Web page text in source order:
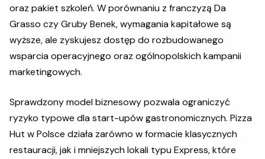
oraz pakiet szkoleń. W porównaniu z franczyzą Da
Grasso czy Gruby Benek, wymagania kapitałowe są
wyższe, ale zyskujesz dostęp do rozbudowanego
wsparcia operacyjnego oraz ogólnopolskich kampanii
marketingowych.
Sprawdzony model biznesowy pozwala ograniczyć
ryzyko typowe dla start-upów gastronomicznych. Pizza
Hut w Polsce działa zarówno w formacie klasycznych
restauracji, jak i mniejszych lokali typu Express, które